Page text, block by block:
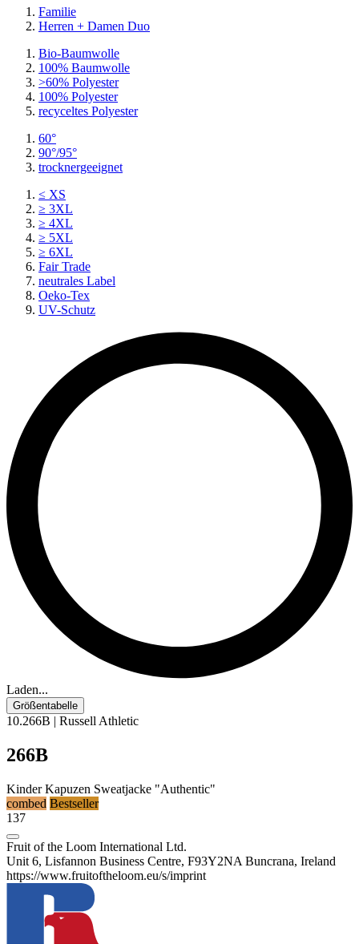
Familie
Herren + Damen Duo
Bio-Baumwolle
100% Baumwolle
>60% Polyester
100% Polyester
recyceltes Polyester
60°
90°/95°
trocknergeeignet
≤ XS
≥ 3XL
≥ 4XL
≥ 5XL
≥ 6XL
Fair Trade
neutrales Label
Oeko-Tex
UV-Schutz
Laden...
Größentabelle
10.266B | Russell Athletic
266B
Kinder Kapuzen Sweatjacke "Authentic"
combed Bestseller
137
Fruit of the Loom International Ltd.
Unit 6, Lisfannon Business Centre, F93Y2NA Buncrana, Ireland
https://www.fruitoftheloom.eu/s/imprint